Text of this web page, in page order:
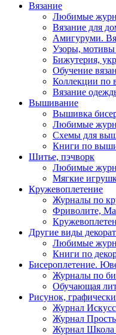
Вязание
Любимые
Вязание для
Амигуруми.
Узоры, мотивы
Бижутерия,
Обучение
Коллекции по
Вязание
Вышивание
Вышивка
Любимые
Схемы для
Книги по
Шитье, пэчворк
Любимые
Мягкие
Кружевоплетение
Журналы по
Фриволите,
Другие виды
Любимые
Книги по
Бисероплетение.
Журналы по
Обучающая
Рисунок,
Журнал
Журнал
Журнал Школа